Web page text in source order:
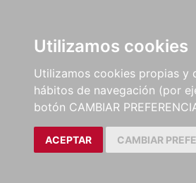
Utilizamos cookies
Utilizamos cookies propias y
hábitos de navegación (por
botón CAMBIAR
ACEPTAR CAMBIAR
LIBROS
MÉTODOS Y
EJERCICIOS